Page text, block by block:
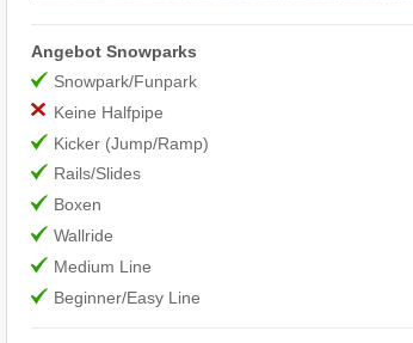
Angebot Snowparks
Snowpark/Funpark
Keine Halfpipe
Kicker (Jump/Ramp)
Rails/Slides
Boxen
Wallride
Medium Line
Beginner/Easy Line